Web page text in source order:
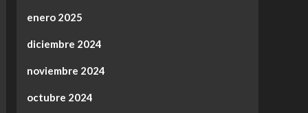
enero 2025
diciembre 2024
noviembre 2024
octubre 2024